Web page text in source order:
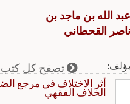
عبد الله بن ماجد بن
ناصر القحطاني
تصفح كل كتب
أثر الاختلاف في مرجع
الخلاف الفقهي